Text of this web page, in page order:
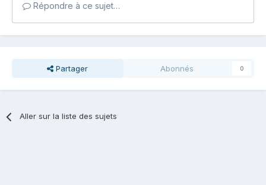
Répondre à ce sujet…
Partager Abonnés 0
Aller sur la liste des sujets